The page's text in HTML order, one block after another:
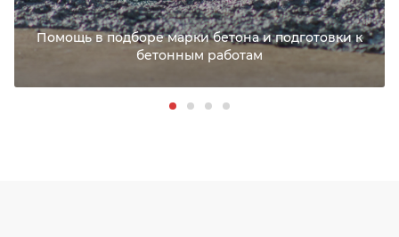
Помощь в подборе марки бетона и подготовки к
бетонным работам